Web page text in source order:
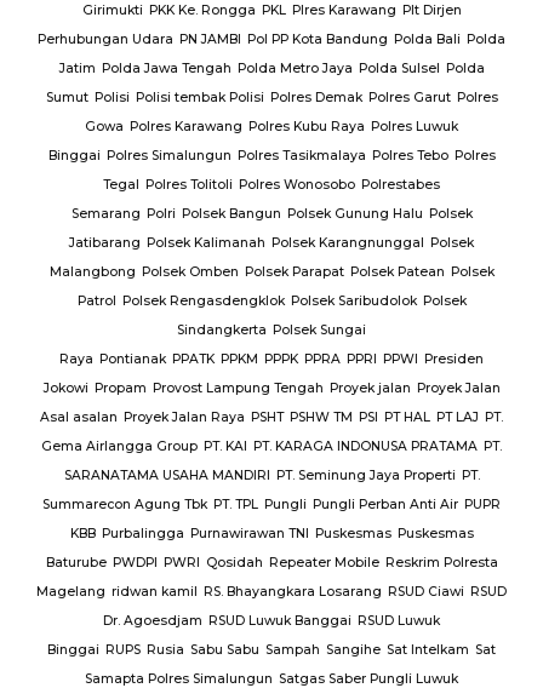
Girimukti PKK Ke. Rongga PKL Plres Karawang Plt Dirjen
Perhubungan Udara PN JAMBI Pol PP Kota Bandung Polda Bali Polda
Jatim Polda Jawa Tengah Polda Metro Jaya Polda Sulsel Polda
Sumut Polisi Polisi tembak Polisi Polres Demak Polres Garut Polres
Gowa Polres Karawang Polres Kubu Raya Polres Luwuk
Binggai Polres Simalungun Polres Tasikmalaya Polres Tebo Polres
Tegal Polres Tolitoli Polres Wonosobo Polrestabes
Semarang Polri Polsek Bangun Polsek Gunung Halu Polsek
Jatibarang Polsek Kalimanah Polsek Karangnunggal Polsek
Malangbong Polsek Omben Polsek Parapat Polsek Patean Polsek
Patrol Polsek Rengasdengklok Polsek Saribudolok Polsek
Sindangkerta Polsek Sungai
Raya Pontianak PPATK PPKM PPPK PPRA PPRI PPWI Presiden
Jokowi Propam Provost Lampung Tengah Proyek jalan Proyek Jalan
Asal asalan Proyek Jalan Raya PSHT PSHW TM PSI PT HAL PT LAJ PT.
Gema Airlangga Group PT. KAI PT. KARAGA INDONUSA PRATAMA PT.
SARANATAMA USAHA MANDIRI PT. Seminung Jaya Properti PT.
Summarecon Agung Tbk PT. TPL Pungli Pungli Perban Anti Air PUPR
KBB Purbalingga Purnawirawan TNI Puskesmas Puskesmas
Baturube PWDPI PWRI Qosidah Repeater Mobile Reskrim Polresta
Magelang ridwan kamil RS. Bhayangkara Losarang RSUD Ciawi RSUD
Dr. Agoesdjam RSUD Luwuk Banggai RSUD Luwuk
Binggai RUPS Rusia Sabu Sabu Sampah Sangihe Sat Intelkam Sat
Samapta Polres Simalungun Satgas Saber Pungli Luwuk